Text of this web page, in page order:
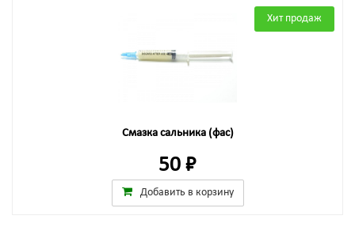
Хит продаж
Смазка сальника (фас)
50 ₽
Добавить в корзину